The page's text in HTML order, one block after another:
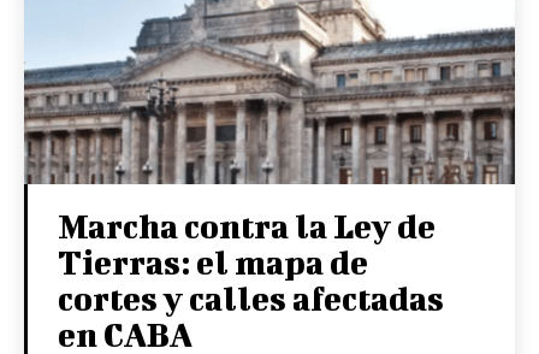
Marcha contra la Ley de
Tierras: el mapa de
cortes y calles afectadas
en CABA